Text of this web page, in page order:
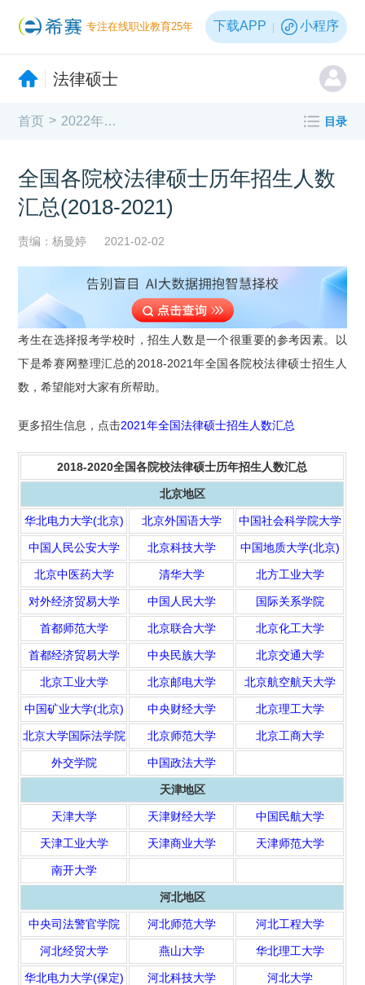
专注在线职业教育25年 下载APP 小程序
法律硕士
首页 > 2022年法律硕士报考指南 目录
全国各院校法律硕士历年招生人数
汇总(2018-2021)
责编：杨曼婷 2021-02-02
考生在选择报考学校时，招生人数是一个很重要的参考因素。以
下是希赛网整理汇总的2018-2021年全国各院校法律硕士招生人
数，希望能对大家有所帮助。
更多招生信息，点击2021年全国法律硕士招生人数汇总
2018-2020全国各院校法律硕士历年招生人数汇总
北京地区
华北电力大学(北京) 北京外国语大学 中国社会科学院大学
中国人民公安大学 北京科技大学 中国地质大学(北京)
北京中医药大学 清华大学 北方工业大学
对外经济贸易大学 中国人民大学 国际关系学院
首都师范大学 北京联合大学 北京化工大学
首都经济贸易大学 中央民族大学 北京交通大学
北京工业大学 北京邮电大学 北京航空航天大学
中国矿业大学(北京) 中央财经大学 北京理工大学
北京大学国际法学院 北京师范大学 北京工商大学
外交学院 中国政法大学
天津地区
天津大学 天津财经大学 中国民航大学
天津工业大学 天津商业大学 天津师范大学
南开大学
河北地区
中央司法警官学院 河北师范大学 河北工程大学
河北经贸大学 燕山大学 华北理工大学
华北电力大学(保定) 河北科技大学 河北大学